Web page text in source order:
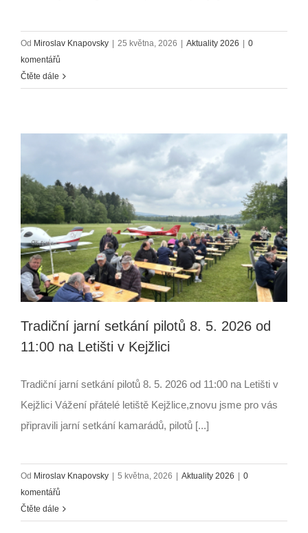
Od Miroslav Knapovsky 25 května, 2026 Aktuality 2026
0
komentářů
Čtěte dále
Tradiční jarní setkání pilotů 8. 5. 2026 od
11:00 na Letišti v Kejžlici
Tradiční jarní setkání pilotů 8. 5. 2026 od 11:00 na Letišti v
Kejžlici Vážení přátelé letiště Kejžlice,znovu jsme pro vás
připravili jarní setkání kamarádů, pilotů [...]
Od Miroslav Knapovsky 5 května, 2026 Aktuality 2026
0
komentářů
Čtěte dále